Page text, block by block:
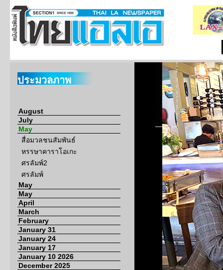
ประมวลภาพ
August
July
May
สื่อมวลชนสัมพันธ์
หรรษาคาราโอเกะ
ศรลัมพ์2
ศรลัมพ์
May
May
April
March
February
January 31
January 24
January 17
January 10 2026
December 2025